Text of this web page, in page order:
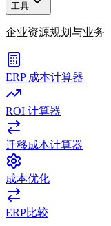
工具
企业资源规划与业务
ERP 成本计算器
ROI 计算器
迁移成本计算器
成本优化
ERP比较